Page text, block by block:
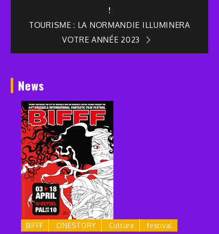
de
l’article
!
TOURISME : LA NORMANDIE ILLUMINERA
VOTRE ANNÉE 2023
News
BIFFF CINESTORY Culture festival